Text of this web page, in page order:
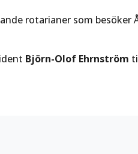
rotarianer som besöker
Björn-Olof Ehrnström